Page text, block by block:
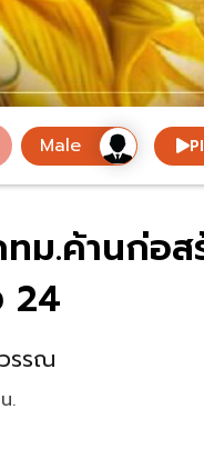
ม.ค้านก่อส
24
รรณ
.